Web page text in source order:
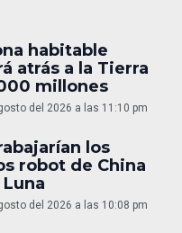
habitable
atrás a la Tierra
millones
del 2026 a las 11:10 pm
los
robot de China
del 2026 a las 10:08 pm